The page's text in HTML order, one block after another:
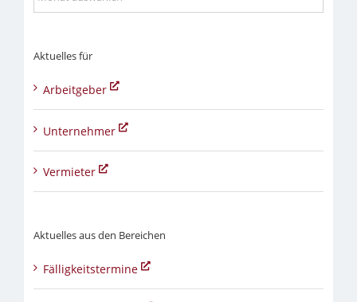
aus
Aktuelles für
Arbeitgeber
Unternehmer
Vermieter
Aktuelles aus den Bereichen
Fälligkeitstermine